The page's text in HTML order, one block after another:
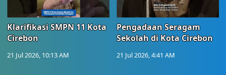
Klarifikasi SMPN 11 Kota
Cirebon
21 Jul 2026, 10:13 AM
Pengadaan Seragam
Sekolah di Kota Cirebon
21 Jul 2026, 4:41 AM